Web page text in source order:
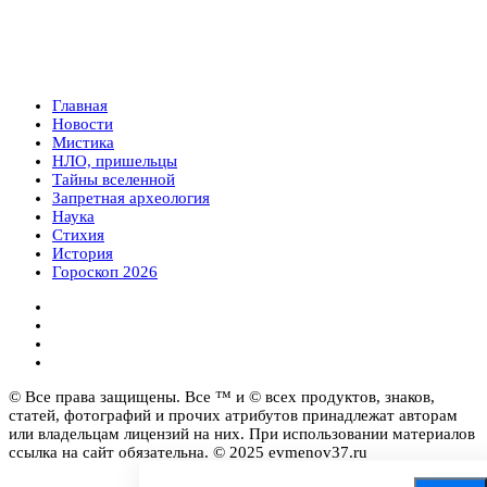
Главная
Новости
Мистика
НЛО, пришельцы
Тайны вселенной
Запретная археология
Наука
Стихия
История
Гороскоп 2026
© Все права защищены. Все ™ и © всех продуктов, знаков,
статей, фотографий и прочих атрибутов принадлежат авторам
или владельцам лицензий на них. При использовании материалов
ссылка на сайт обязательна. © 2025 evmenov37.ru